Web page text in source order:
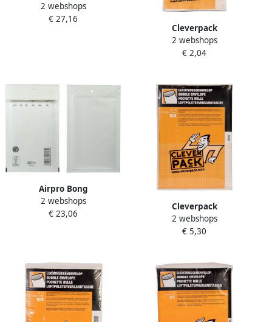
luchtkussenenveloppen ft
270 x 360 mm met
2 webshops
€ 27,16
Cleverpack
luchtkussenenveloppen ft
120 x 215 mm met
2 webshops
€ 2,04
Airpro Bong
luchtkussenenveloppen ft
120 x 215 mm met
2 webshops
€ 23,06
Cleverpack
luchtkussenenveloppen ft
300 x 445 mm met
2 webshops
€ 5,30